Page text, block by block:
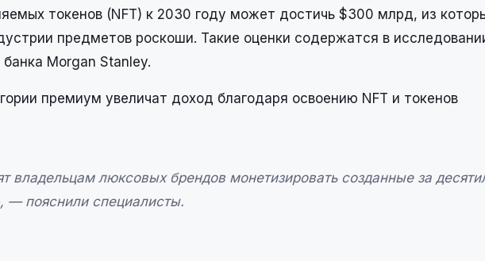
токенов (NFT) к 2030 году может достичь $300 млрд, из
предметов роскоши. Такие оценки содержатся в
Morgan Stanley.
премиум увеличат доход благодаря освоению NFT и токенов
владельцам люксовых брендов монетизировать созданные за
— пояснили специалисты.